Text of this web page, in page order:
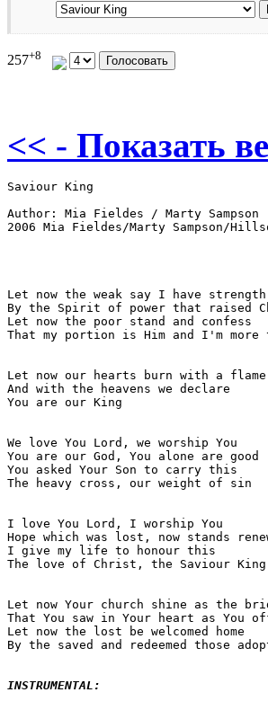
257+8
<< - Показать
Saviour King
Author: Mia Fieldes / Marty Sampson
2006 Mia Fieldes/Marty Sampson/
Let now the weak say I have strength
By the Spirit of power that raised
Let now the poor stand and confess
That my portion is Him and I'm more
Let now our hearts burn with a flame
And with the heavens we declare
You are our King
We love You Lord, we worship You
You are our God, You alone are good
You asked Your Son to carry this
The heavy cross, our weight of sin
I love You Lord, I worship You
Hope which was lost, now stands
I give my life to honour this
The love of Christ, the Saviour King
Let now Your church shine as the
That You saw in Your heart as You
Let now the lost be welcomed home
By the saved and redeemed those
INSTRUMENTAL: